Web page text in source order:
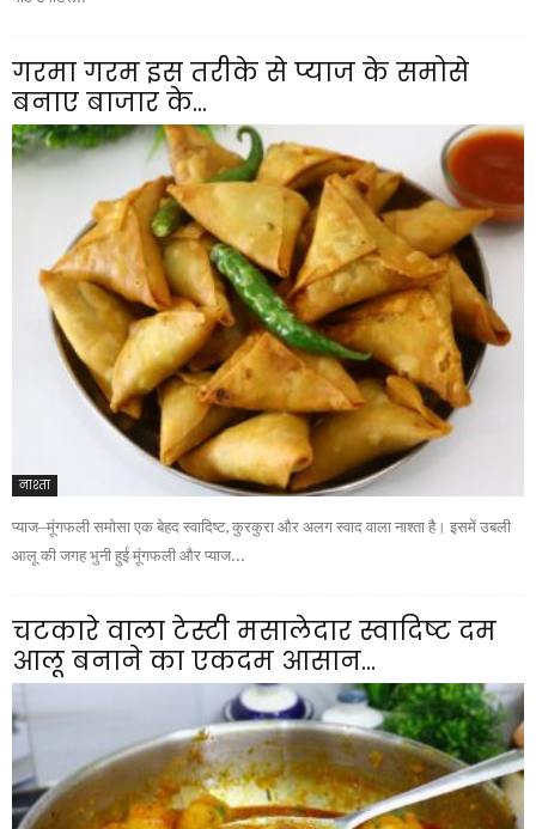
गरमा गरम इस तरीके से प्याज के समोसे
बनाए बाजार के...
नाश्ता
प्याज–मूंगफली समोसा एक बेहद स्वादिष्ट, कुरकुरा और अलग स्वाद वाला नाश्ता है। इसमें उबली
आलू की जगह भुनी हुई मूंगफली और प्याज...
चटकारे वाला टेस्टी मसालेदार स्वादिष्ट दम
आलू बनाने का एकदम आसान...